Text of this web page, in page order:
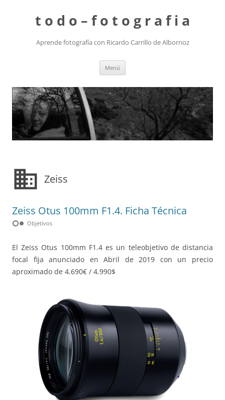
t o d o – f o t o g r a f i a
Aprende fotografía con Ricardo Carrillo de Albornoz
Menú
domain Zeiss
Zeiss Otus 100mm F1.4. Ficha Técnica
hdr_weak Objetivos
El Zeiss Otus 100mm F1.4 es un teleobjetivo de distancia
focal fija anunciado en Abril de 2019 con un precio
aproximado de 4.690€ / 4.990$